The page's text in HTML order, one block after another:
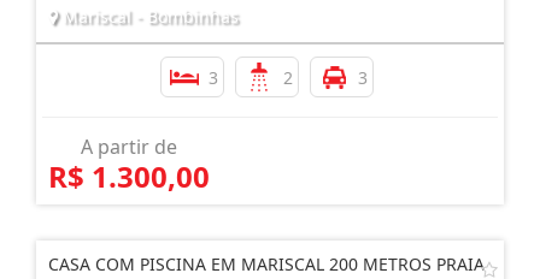
Mariscal - Bombinhas
3 2 3
A partir de
R$ 1.300,00
CASA COM PISCINA EM MARISCAL 200 METROS PRAIA